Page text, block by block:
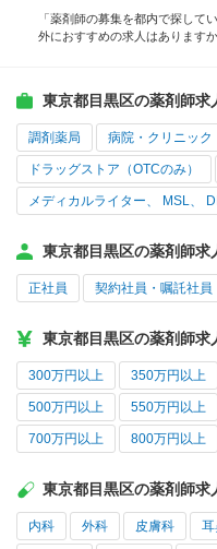
「薬剤師の募集を都内で探して
外におすすめの求人はあります
東京都目黒区の薬剤師求
調剤薬局 病院・クリニック
ドラッグストア（OTCのみ）
メディカルライター、 MSL、
東京都目黒区の薬剤師求
正社員 契約社員・嘱託社員
東京都目黒区の薬剤師求
300万円以上 350万円以上
500万円以上 550万円以上
700万円以上 800万円以上
東京都目黒区の薬剤師求
内科 外科 皮膚科